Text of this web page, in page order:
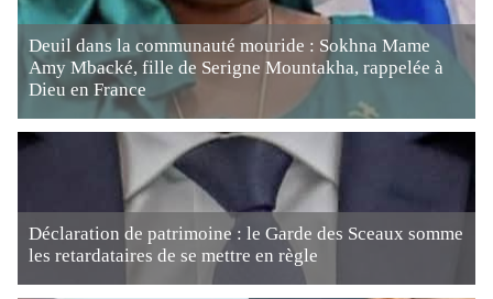
Deuil dans la communauté mouride : Sokhna Mame
Amy Mbacké, fille de Serigne Mountakha, rappelée à
Dieu en France
Déclaration de patrimoine : le Garde des Sceaux somme
les retardataires de se mettre en règle